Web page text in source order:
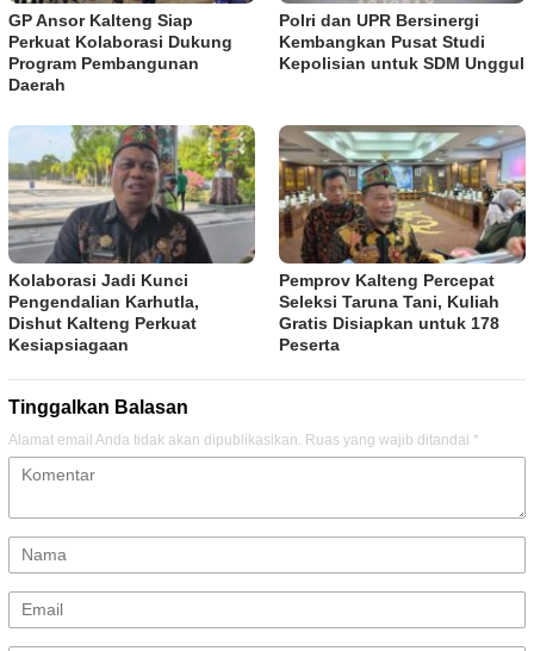
GP Ansor Kalteng Siap
Perkuat Kolaborasi Dukung
Program Pembangunan
Daerah
Polri dan UPR Bersinergi
Kembangkan Pusat Studi
Kepolisian untuk SDM Unggul
Kolaborasi Jadi Kunci
Pengendalian Karhutla,
Dishut Kalteng Perkuat
Kesiapsiagaan
Pemprov Kalteng Percepat
Seleksi Taruna Tani, Kuliah
Gratis Disiapkan untuk 178
Peserta
Tinggalkan Balasan
Alamat email Anda tidak akan dipublikasikan. Ruas yang wajib ditandai *